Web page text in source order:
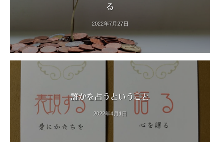
る
2022年7月27日
誰かを占うということ
2022年4月1日